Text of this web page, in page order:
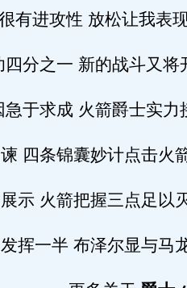
有进攻性 放松让我表
分之一 新的战斗又将
于求成 火箭爵士实力
四条锦囊妙计点击火
示 火箭把握三点足以
挥一半 布泽尔显与马